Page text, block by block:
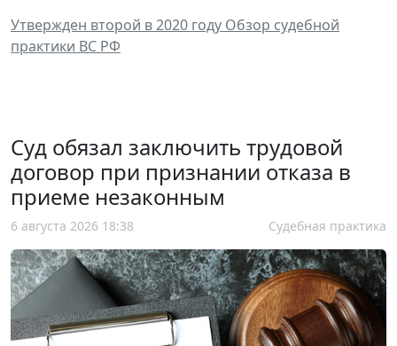
Утвержден второй в 2020 году Обзор судебной
практики ВС РФ
Суд обязал заключить трудовой
договор при признании отказа в
приеме незаконным
6 августа 2026 18:38 Судебная практика